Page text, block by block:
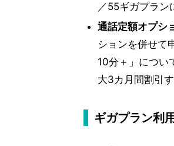
／55ギガプラン
通話定額オプシ
ションを併せて
10分＋」につい
大3カ月間割引す
ギガプラン利